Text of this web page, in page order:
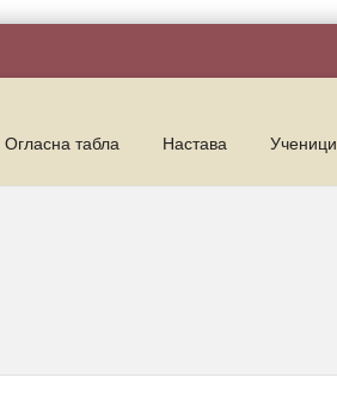
Огласна табла Настава Ученици